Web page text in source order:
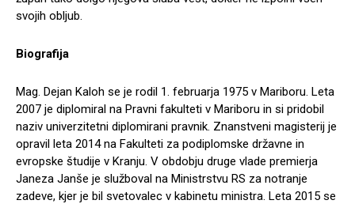
svojih obljub.
Biografija
Mag. Dejan Kaloh se je rodil 1. februarja 1975 v Mariboru. Leta
2007 je diplomiral na Pravni fakulteti v Mariboru in si pridobil
naziv univerzitetni diplomirani pravnik. Znanstveni magisterij je
opravil leta 2014 na Fakulteti za podiplomske državne in
evropske študije v Kranju. V obdobju druge vlade premierja
Janeza Janše je služboval na Ministrstvu RS za notranje
zadeve, kjer je bil svetovalec v kabinetu ministra. Leta 2015 se